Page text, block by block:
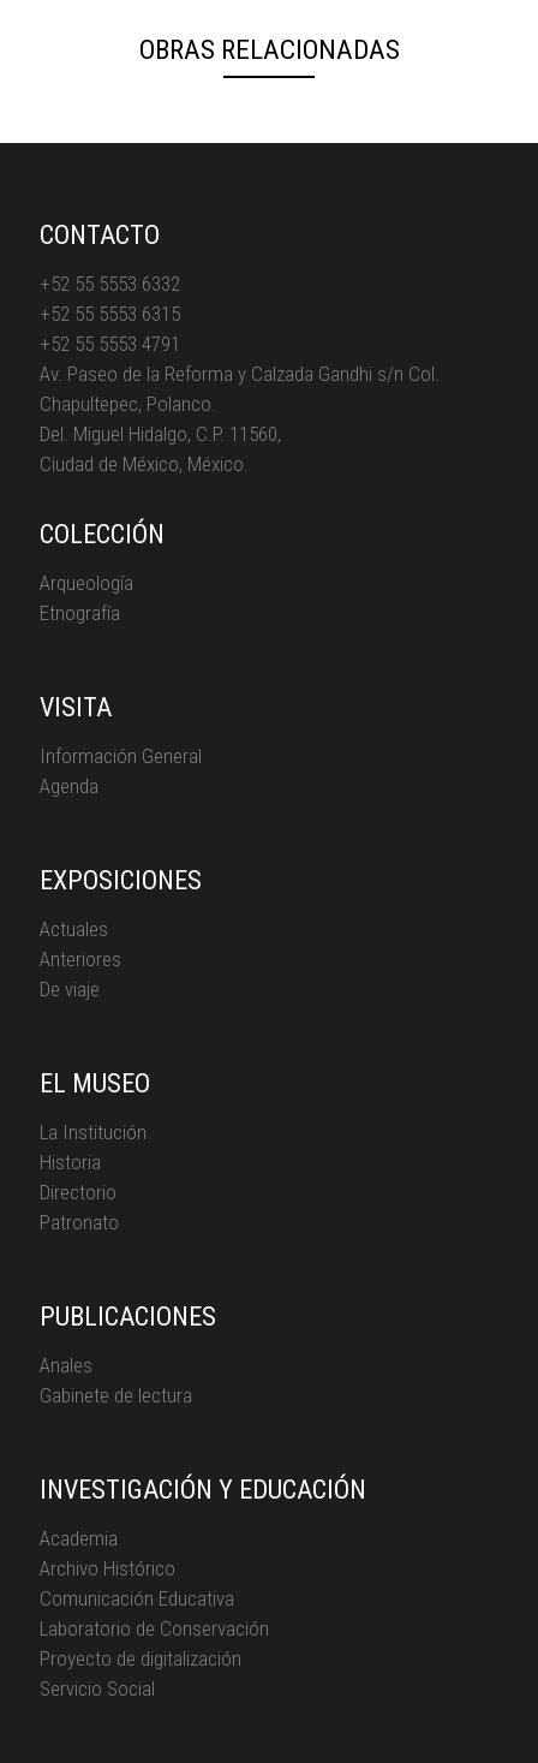
OBRAS RELACIONADAS
CONTACTO
+52 55 5553 6332
+52 55 5553 6315
+52 55 5553 4791
Av. Paseo de la Reforma y Calzada Gandhi s/n Col.
Chapultepec, Polanco.
Del. Miguel Hidalgo, C.P. 11560,
Ciudad de México, México.
COLECCIÓN
Arqueología
Etnografía
VISITA
Información General
Agenda
EXPOSICIONES
Actuales
Anteriores
De viaje
EL MUSEO
La Institución
Historia
Directorio
Patronato
PUBLICACIONES
Anales
Gabinete de lectura
INVESTIGACIÓN Y EDUCACIÓN
Academia
Archivo Histórico
Comunicación Educativa
Laboratorio de Conservación
Proyecto de digitalización
Servicio Social